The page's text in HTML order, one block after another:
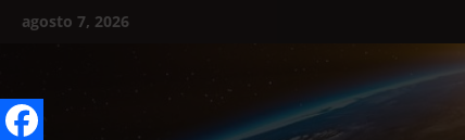
agosto 7, 2026